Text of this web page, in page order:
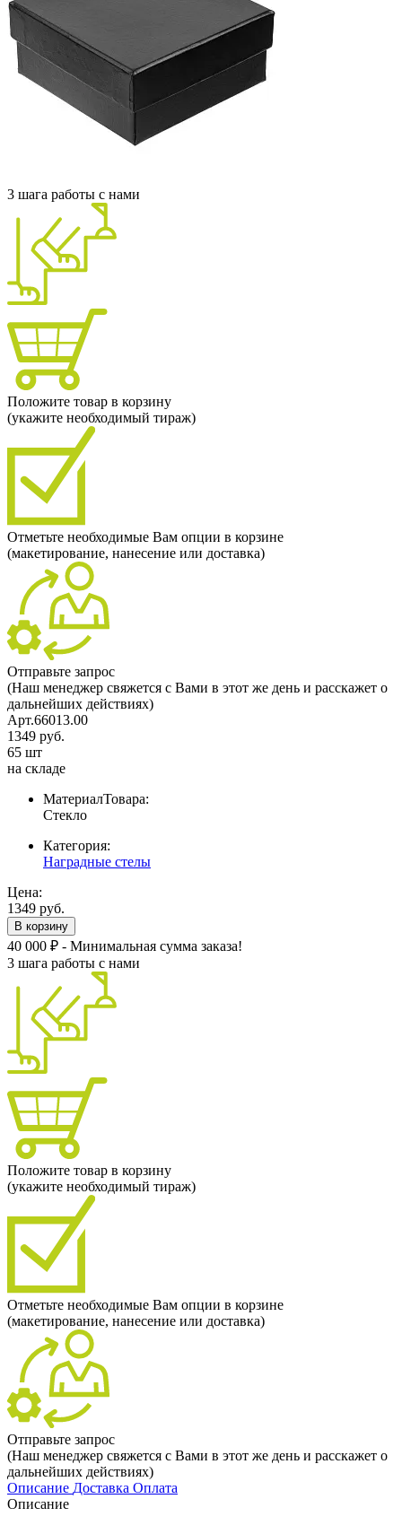
3 шага работы с нами
Положите товар в корзину
(укажите необходимый тираж)
Отметьте необходимые Вам опции в корзине
(макетирование, нанесение или доставка)
Отправьте запрос
(Наш менеджер свяжется с Вами в этот же день и расскажет о
дальнейших действиях)
Арт.66013.00
1349 руб.
65 шт
на складе
МатериалТовара:
Стекло
Категория:
Наградные стелы
Цена:
1349 руб.
В корзину
40 000 ₽ - Минимальная сумма заказа!
3 шага работы с нами
Положите товар в корзину
(укажите необходимый тираж)
Отметьте необходимые Вам опции в корзине
(макетирование, нанесение или доставка)
Отправьте запрос
(Наш менеджер свяжется с Вами в этот же день и расскажет о
дальнейших действиях)
Описание Доставка Оплата
Описание